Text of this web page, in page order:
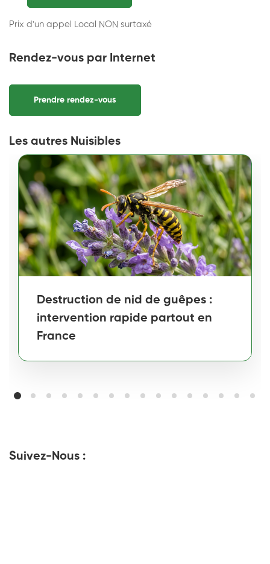
Prix d'un appel Local NON surtaxé
Rendez-vous par Internet
Prendre rendez-vous
Les autres Nuisibles
Destruction de nid de guêpes :
intervention rapide partout en
France
Suivez-Nous :